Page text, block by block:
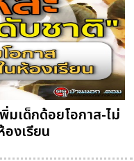
มเด็กด้อยโอกาส-ไม่
งเรียน